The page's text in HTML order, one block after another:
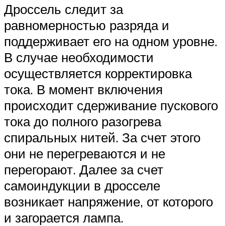
Дроссель следит за
равномерностью разряда и
поддерживает его на одном уровне.
В случае необходимости
осуществляется корректировка
тока. В момент включения
происходит сдерживание пускового
тока до полного разогрева
спиральных нитей. За счет этого
они не перегреваются и не
перегорают. Далее за счет
самоиндукции в дросселе
возникает напряжение, от которого
и загорается лампа.